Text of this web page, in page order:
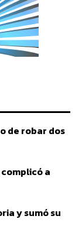
de robar dos
a
y sumó su